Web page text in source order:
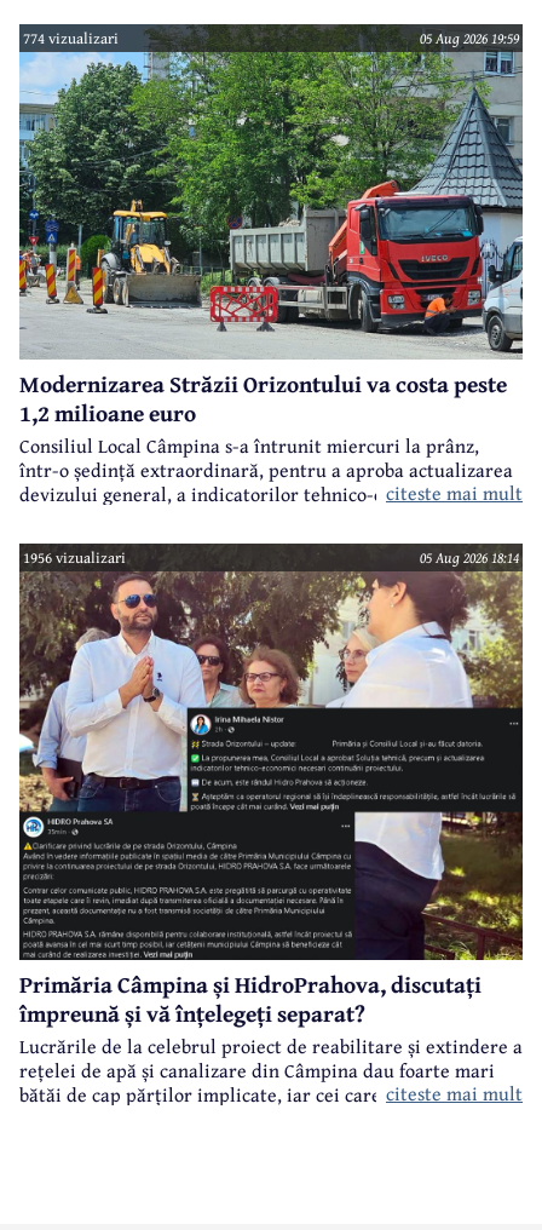
774 vizualizari 05 Aug 2026 19:59
Modernizarea Străzii Orizontului va costa peste
1,2 milioane euro
Consiliul Local Câmpina s-a întrunit miercuri la prânz,
într-o ședință extraordinară, pentru a aproba actualizarea
devizului general, a indicatorilor tehnico-economici și a
realizarea modernizării Străzii Orizontului, obiectiv
finanțat prin Programul Național de Investiții ”Anghel
Saligny”.
citeste mai mult
1956 vizualizari 05 Aug 2026 18:14
Primăria Câmpina și HidroPrahova, discutați
împreună și vă înțelegeți separat?
Lucrările de la celebrul proiect de reabilitare și extindere a
rețelei de apă și canalizare din Câmpina dau foarte mari
bătăi de cap părților implicate, iar cei care suferă sunt
citeste mai mult